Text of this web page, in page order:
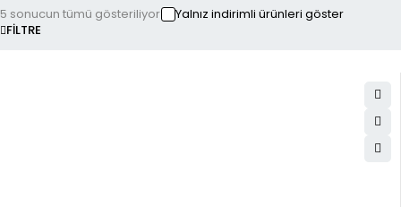
FILTRE
5 sonucun tümü gösteriliyor Yalnız indirimli ürünleri göster